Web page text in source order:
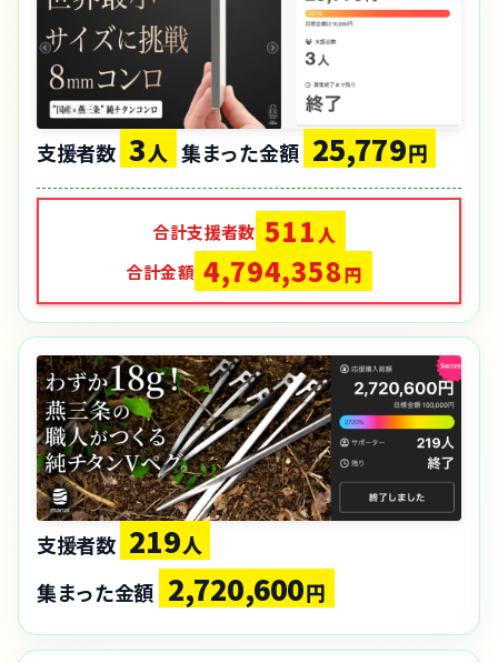
支援者数 3人 集まった金額 25,779円
合計支援者数 511人
合計金額 4,794,358円
支援者数 219人
集まった金額 2,720,600円